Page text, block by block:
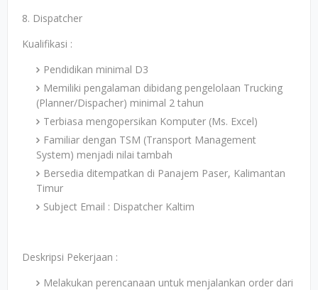
8. Dispatcher
Kualifikasi :
Pendidikan minimal D3
Memiliki pengalaman dibidang pengelolaan Trucking
(Planner/Dispacher) minimal 2 tahun
Terbiasa mengopersikan Komputer (Ms. Excel)
Familiar dengan TSM (Transport Management
System) menjadi nilai tambah
Bersedia ditempatkan di Panajem Paser, Kalimantan
Timur
Subject Email : Dispatcher Kaltim
Deskripsi Pekerjaan :
Melakukan perencanaan untuk menjalankan order dari